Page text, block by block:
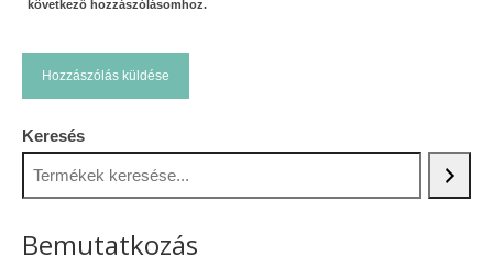
következő hozzászólásomhoz.
Keresés
Bemutatkozás